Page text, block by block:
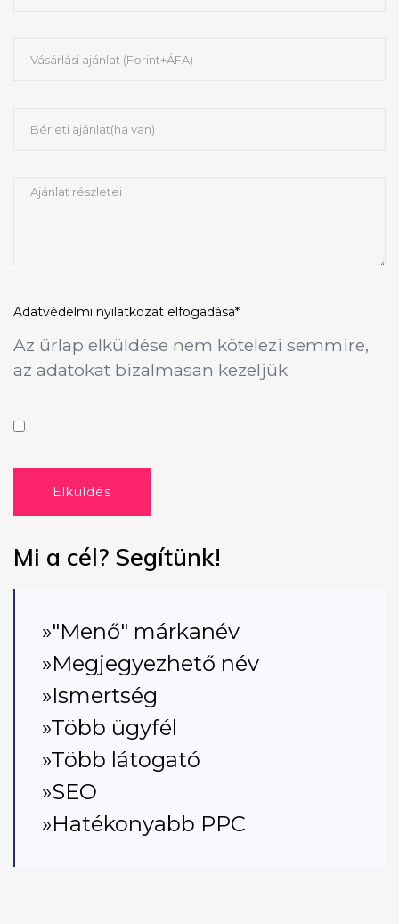
Adatvédelmi nyilatkozat elfogadása*
Az űrlap elküldése nem kötelezi semmire,
az adatokat bizalmasan kezeljük
Elküldés
Mi a cél? Segítünk!
»"Menő" márkanév
»Megjegyezhető név
»Ismertség
»Több ügyfél
»Több látogató
»SEO
»Hatékonyabb PPC